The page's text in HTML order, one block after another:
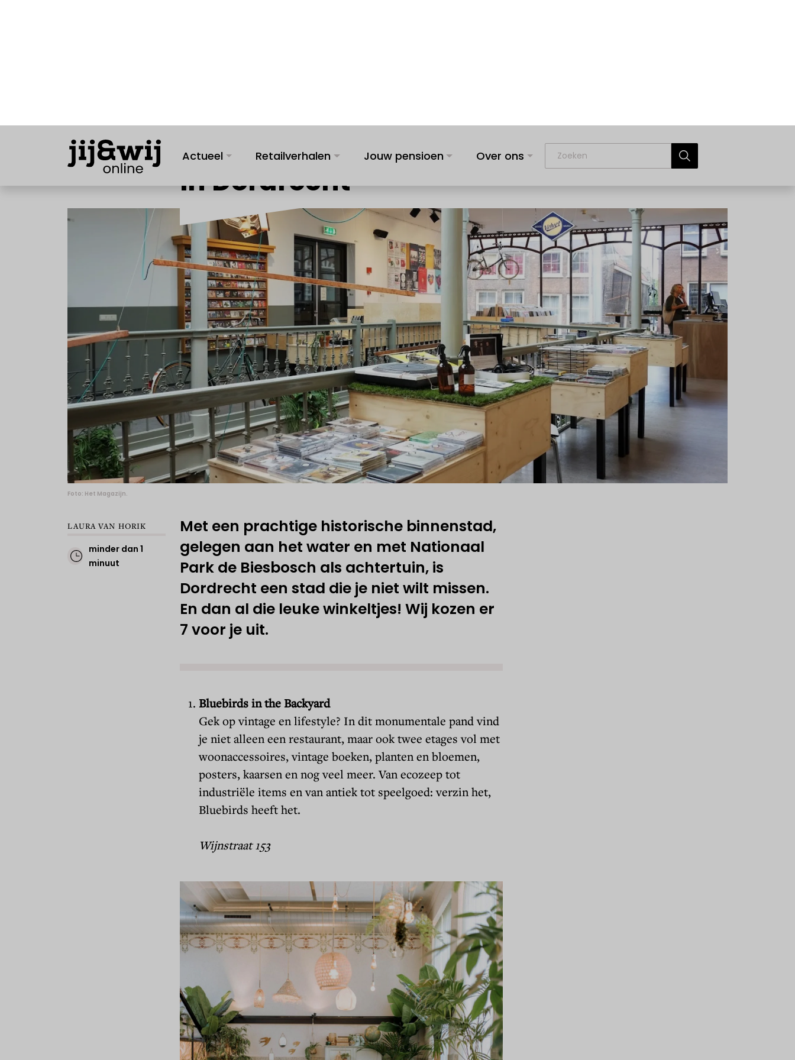
04 januari 2024
Niet te missen: 7 keer shoppen
in Dordrecht
Foto: Het Magazijn.
LAURA VAN HORIK
minder dan 1
minuut
Met een prachtige historische binnenstad,
gelegen aan het water en met Nationaal
Park de Biesbosch als achtertuin, is
Dordrecht een stad die je niet wilt missen.
En dan al die leuke winkeltjes! Wij kozen er
7 voor je uit.
Bluebirds in the Backyard
Gek op vintage en lifestyle? In dit monumentale pand vind
je niet alleen een restaurant, maar ook twee etages vol met
woonaccessoires, vintage boeken, planten en bloemen,
posters, kaarsen en nog veel meer. Van ecozeep tot
industriële items en van antiek tot speelgoed: verzin het,
Bluebirds heeft het.
Wijnstraat 153